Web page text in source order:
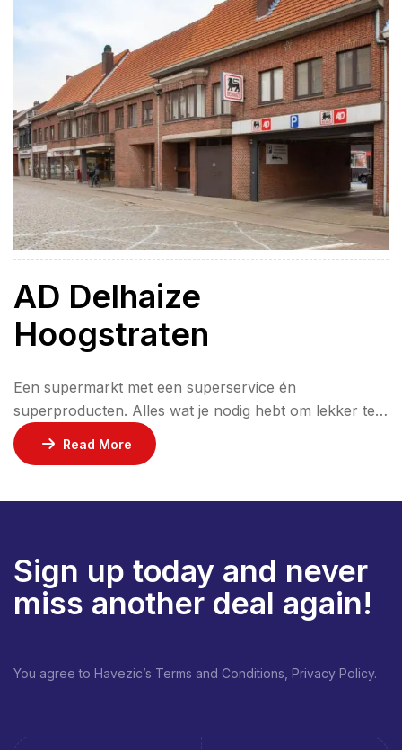
AD Delhaize
Hoogstraten
Een supermarkt met een superservice én
superproducten. Alles wat je nodig hebt om lekker te
kokerellen, te feesten en te genieten, vind je bij AD
Delhaize Hoogstraten. Jouw lokale supermarkt met de
streekproducten.
Read More
Sign up today and never
miss another deal again!
You agree to Havezic’s Terms and Conditions, Privacy Policy.